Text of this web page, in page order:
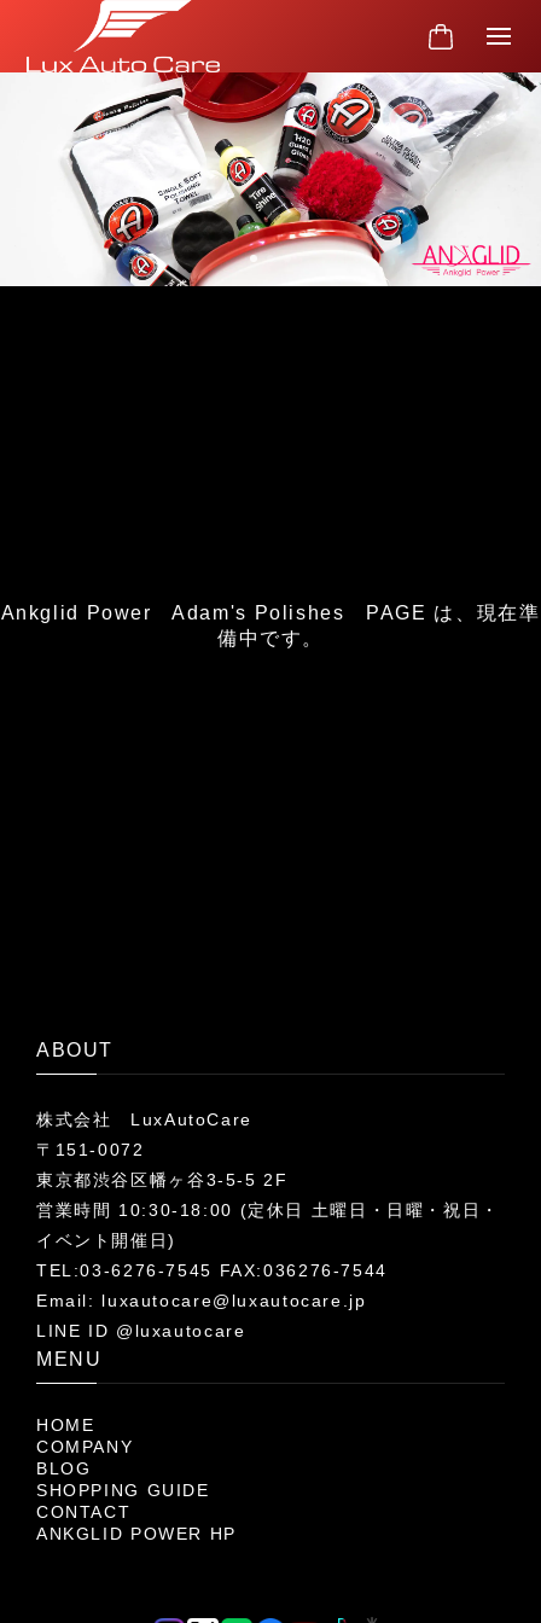
Ankglid Power Adam's Polishes PAGE は、現在準
備中です。
ABOUT
株式会社 LuxAutoCare
〒151-0072
東京都渋谷区幡ヶ谷3-5-5 2F
営業時間 10:30-18:00 (定休日 土曜日・日曜・祝日・
イベント開催日)
TEL:03-6276-7545 FAX:036276-7544
Email: luxautocare@luxautocare.jp
LINE ID @luxautocare
MENU
HOME
COMPANY
BLOG
SHOPPING GUIDE
CONTACT
ANKGLID POWER HP